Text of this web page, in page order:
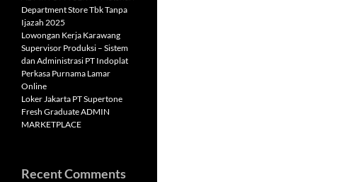
Department Store Tbk Tanpa
Ijazah 2025
Lowongan Kerja Karawang
Supervisor Produksi – Sistem
dan Administrasi PT Indoplat
Perkasa Purnama Lamar
Online
Loker Jakarta PT Supertone
Fresh Graduate ADMIN
MARKETPLACE
Recent Comments